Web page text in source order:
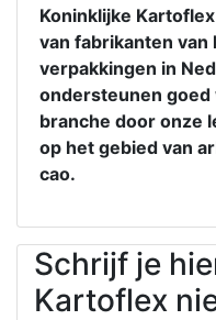
Koninklijke
van fabrikanten
verpakkingen in
ondersteunen
branche door onze
op het gebied van
cao.
Schrijf je
Kartoflex